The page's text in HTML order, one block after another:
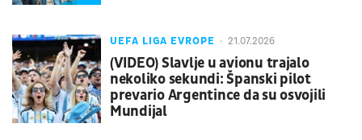
UEFA LIGA EVROPE 21.07.2026
(VIDEO) Slavlje u avionu trajalo
nekoliko sekundi: Španski pilot
prevario Argentince da su osvojili
Mundijal